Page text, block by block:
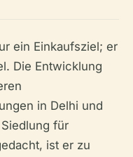
ein Einkaufsziel; er
Die Entwicklung
in Delhi und
für
ist er zu